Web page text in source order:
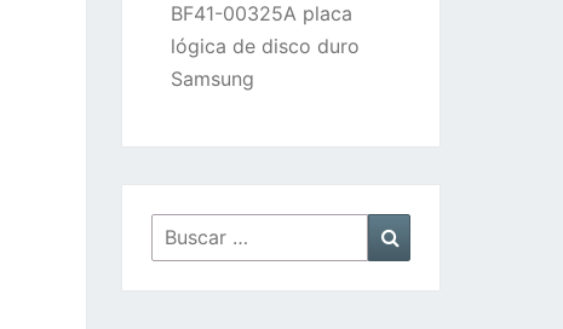
BF41-00325A placa
lógica de disco duro
Samsung
Buscar
por: